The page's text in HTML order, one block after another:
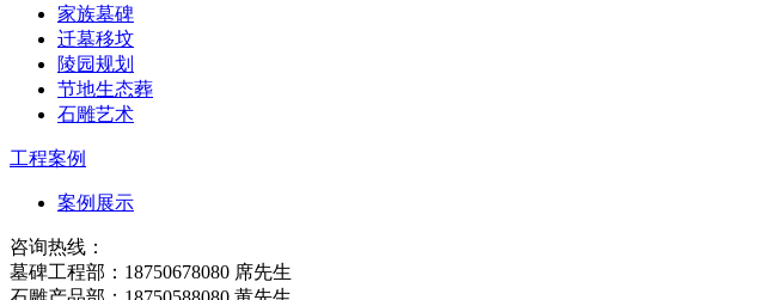
家族墓碑
迁墓移坟
陵园规划
节地生态葬
石雕艺术
工程案例
案例展示
咨询热线：
墓碑工程部：18750678080 席先生